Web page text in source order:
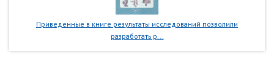
Приведенные в книге результаты исследований позволили
разработать р...